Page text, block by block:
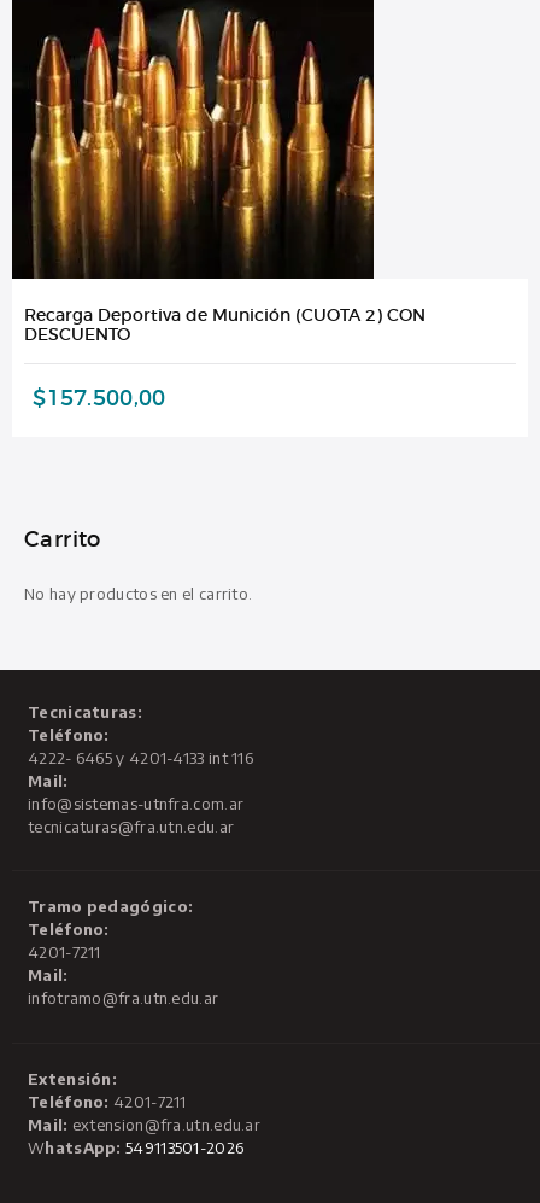
Recarga Deportiva de Munición (CUOTA 2) CON
DESCUENTO
$157.500,00
Carrito
No hay productos en el carrito.
Tecnicaturas:
Teléfono:
4222- 6465 y 4201-4133 int 116
Mail:
info@sistemas-utnfra.com.ar
tecnicaturas@fra.utn.edu.ar
Tramo pedagógico:
Teléfono:
4201-7211
Mail:
infotramo@fra.utn.edu.ar
Extensión:
Teléfono: 4201-7211
Mail: extension@fra.utn.edu.ar
WhatsApp: 549113501-2026